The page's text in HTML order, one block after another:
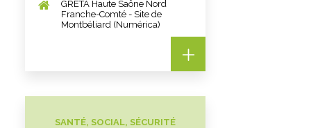
GRETA Haute Saône Nord
Franche-Comté - Site de
Montbéliard (Numérica)
SANTÉ, SOCIAL, SÉCURITÉ